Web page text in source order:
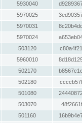
5930040
5970025
5970031
5970024
503120
5960010
502170
502180
501080
503070
501160